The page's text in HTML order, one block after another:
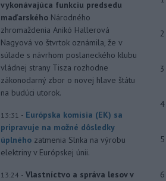
vykonávajúca funkciu predsedu
maďarského Národného
zhromaždenia Anikó Hallerová
Nagyová vo štvrtok oznámila, že v
súlade s návrhom poslaneckého klubu
vládnej strany Tisza rozhodne
zákonodarný zbor o novej hlave štátu
na budúci utorok.
13:31 - Európska komisia (EK) sa
pripravuje na možné dôsledky
úplného zatmenia Slnka na výrobu
elektriny v Európskej únii.
13:24 - Vlastníctvo a správa lesov v
2
3
4
5
6